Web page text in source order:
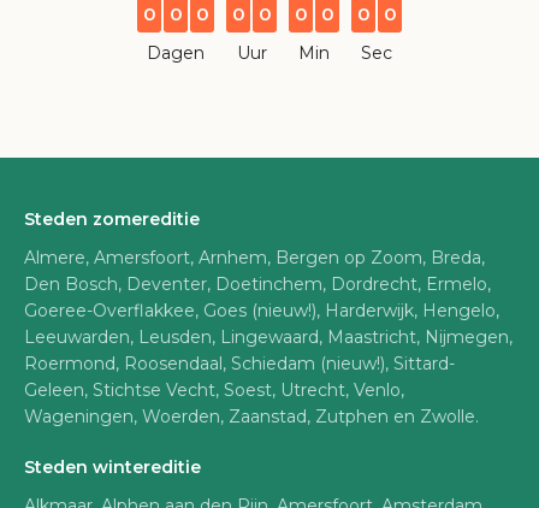
0 0 0
Dagen
0 0
Uur
0 0
Min
0 0
Sec
Steden zomereditie
Almere, Amersfoort, Arnhem, Bergen op Zoom, Breda,
Den Bosch, Deventer, Doetinchem, Dordrecht, Ermelo,
Goeree-Overflakkee, Goes (nieuw!), Harderwijk, Hengelo,
Leeuwarden, Leusden, Lingewaard, Maastricht, Nijmegen,
Roermond, Roosendaal, Schiedam (nieuw!), Sittard-
Geleen, Stichtse Vecht, Soest, Utrecht, Venlo,
Wageningen, Woerden, Zaanstad, Zutphen en Zwolle.
Steden wintereditie